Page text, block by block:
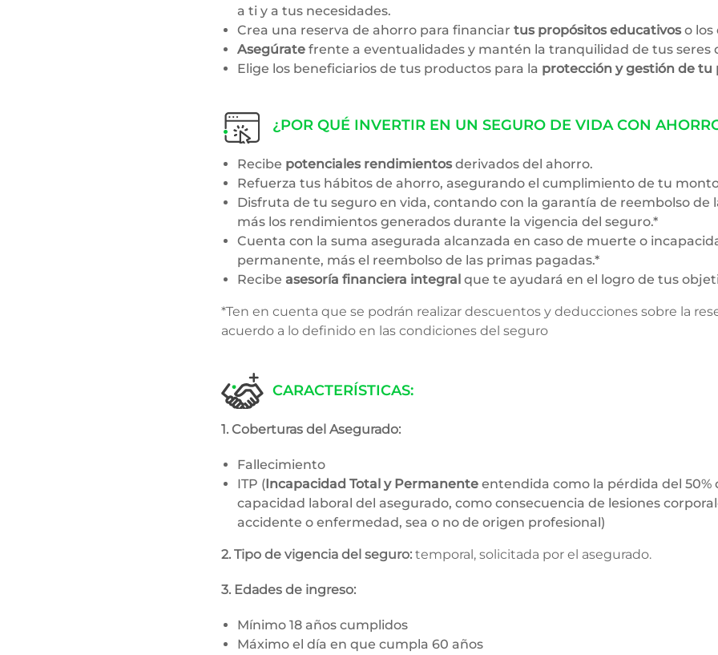
a ti y a tus necesidades.
Crea una reserva de ahorro para financiar tus propósitos educativoso los
Asegúrate frente a eventualidades y mantén la tranquilidad de tus seres
Elige los beneficiarios de tus productos para la protección y gestión de tu
¿POR QUÉ INVERTIR EN UN SEGURO DE VIDA CON
​Recibe potenciales rendimientosderivados del ahorro.
Refuerza tus hábitos de ahorro, asegurando el cumplimiento de tu
Disfruta de tu seguro en vida, contando con la garantía de reembolso de
más los rendimientos generados durante la vigencia del seguro.*
Cuenta con la suma asegurada alcanzada en caso de muerte o
permanente, más el reembolso de las primas pagadas.*
Recibe asesoría financiera integral que te ayudará en el logro de tus
*Ten en cuenta que se podrán realizar descuentos y deducciones sobre la
acuerdo a lo definido en las condiciones del seguro
CARACTERÍSTICAS:
1. Coberturas del Asegurado:
Fallecimiento
ITP (Incapacidad Total y Permanente entendida como la pérdida del 50%
capacidad laboral del asegurado, como consecuencia de lesiones
accidente o enfermedad, sea o no de origen profesional)
2. Tipo de vigencia del seguro: temporal, solicitada por el asegurado.
3. Edades de ingreso:
Mínimo 18 años cumplidos
Máximo el día en que cumpla 60 años